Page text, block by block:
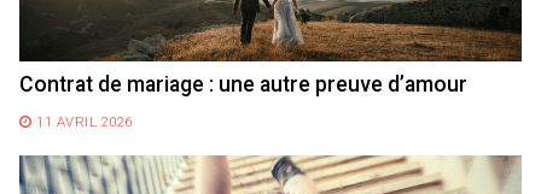
Contrat de mariage : une autre preuve d’amour
11 AVRIL 2026